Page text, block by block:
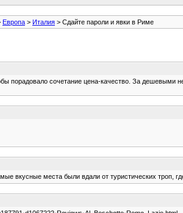
Европа > Италия > Сдайте пароли и явки в Риме
сочетание цена-качество. За дешевыми
вкусные места были вдали от туристических троп,